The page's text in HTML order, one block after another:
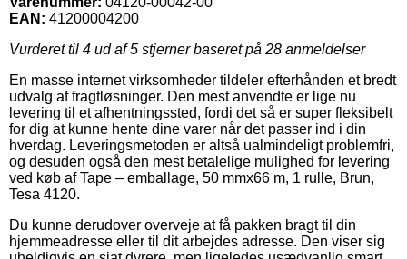
EAN: 41200004200
Vurderet til 4 ud af 5 stjerner baseret på 28 anmeldelser
En masse internet virksomheder tildeler efterhånden et bredt
udvalg af fragtløsninger. Den mest anvendte er lige nu
levering til et afhentningssted, fordi det så er super fleksibelt
for dig at kunne hente dine varer når det passer ind i din
hverdag. Leveringsmetoden er altså ualmindeligt problemfri,
og desuden også den mest betalelige mulighed for levering
ved køb af Tape – emballage, 50 mmx66 m, 1 rulle, Brun,
Tesa 4120.
Du kunne derudover overveje at få pakken bragt til din
hjemmeadresse eller til dit arbejdes adresse. Den viser sig